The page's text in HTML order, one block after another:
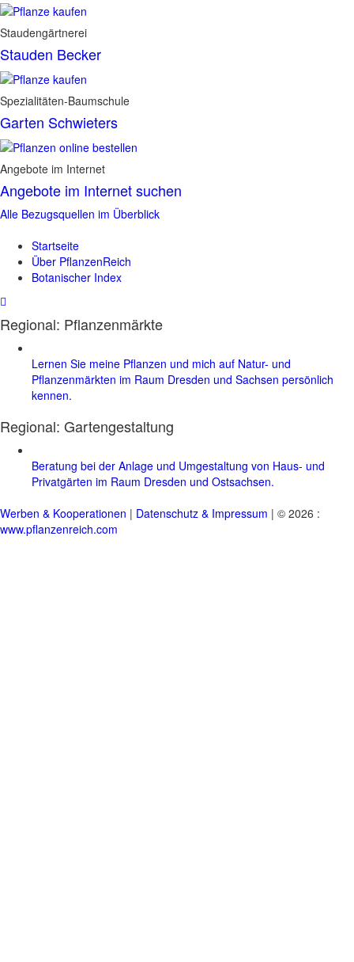
Staudengärtnerei
Stauden Becker
Spezialitäten-Baumschule
Garten Schwieters
Angebote im Internet
Angebote im Internet suchen
Alle Bezugsquellen im Überblick
Startseite
Über PflanzenReich
Botanischer Index
Regional: Pflanzenmärkte
Lernen Sie meine Pflanzen und mich auf Natur- und
Pflanzenmärkten im Raum Dresden und Sachsen persönlich
kennen.
Regional: Gartengestaltung
Beratung bei der Anlage und Umgestaltung von Haus- und
Privatgärten im Raum Dresden und Ostsachsen.
Werben & Kooperationen | Datenschutz & Impressum | © 2026 :
www.pflanzenreich.com